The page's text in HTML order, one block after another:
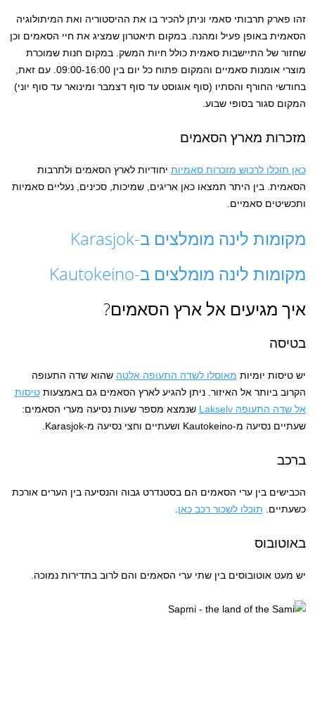
זהו פארק תרבותי סאמי וניתן להכיר בו את ההיסטוריה ואת המיתולוגיה
הסאמית באופן פעיל ומהנה. במקום תיאטרון שמציג את חיי הסאמים וכן
שחזור של התיישבות סאמית כולל חיות המשק. במקום חנות שמוכרת
מוצרי אומנות סאמיים והמקום פתוח כל יום בין 09:00-16:00. עם זאת,
בחודשי החורף והסתיו (סוף אוגוסט עד סוף דצמבר ומינואר עד סוף יוני)
המקום סגור בסופי שבוע.
מזכרות מארץ הסאמים
כאן תוכלו לרכוש מזכרות סאמיות יחודיות לארץ הסאמים ולתרבות
הסאמית. בין היתר תמצאו כאן אריגים, שמיכות, סכינים, נעליים סאמיות
ותכשיטים סאמיים.
מקומות לינה מומלצים ב-Karasjok
מקומות לינה מומלצים ב-Kautokeino
איך מגיעים אל ארץ הסאמים?
בטיסה
יש טיסות יומיות מאוסלו לשדה התעופה אלטה שהוא שדה התעופה
הקרוב ביותר אל האיזור. ניתן להגיע לארץ הסאמים גם באמצעותטיסות
אל שדה התעופה Lakselv
שנמצא מספר שעות נסיעה מערי הסאמים:
שעתיים נסיעה מ-Kautokeino ושעתיים וחצי נסיעה מ-Karasjok.
ברכב
הכבישים בין ערי הסאמים הם בסטנדרט גבוה והנסיעה בין הערים אורכת
כשעתיים. תוכלו לשכור רכב כאן.
באוטובוס
יש מעט אוטובוסים בין שתי ערי הסאמים והם לרוב בתדירות נמוכה.